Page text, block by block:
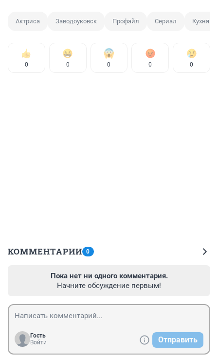
Актриса Заводоуковск Профайл Сериал Кухня
0 0 0 0 0
КОММЕНТАРИИ 0
Пока нет ни одного комментария.
Начните обсуждение первым!
Гость
Войти
Отправить